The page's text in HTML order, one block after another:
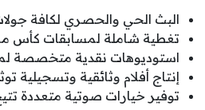
البث الحي والحصري لكافة
تغطية شاملة لمسابقات كأس
استوديوهات نقدية متخصصة
إنتاج أفلام وثائقية وتسجيلية
توفير خيارات صوتية متعددة